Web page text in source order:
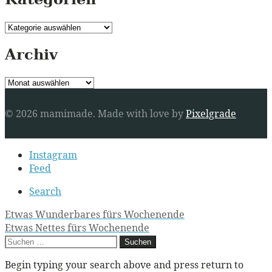
Kategorien
Archiv
Archiv
© 2026 mamimade. Made with love byPixelgrade
Secondary
navigationInstagram
Feed
Search
Post
navigation
Etwas Wunderbares fürs Wochenende
Etwas Nettes fürs Wochenende
Suchen
Begin typing your search above and press return to